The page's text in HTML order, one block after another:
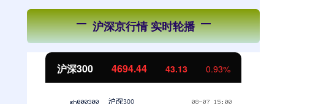
沪深京行情 实时轮播
北证50 1134.24 11.37 1.01%